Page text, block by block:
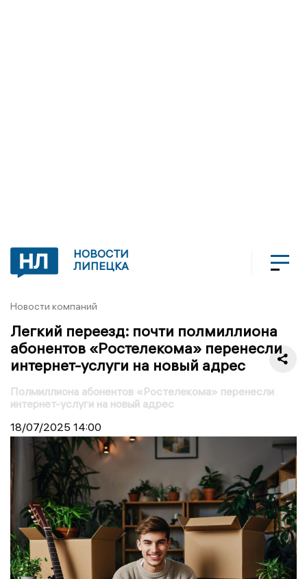
НОВОСТИ
ЛИПЕЦКА
Новости компаний
Легкий переезд: почти полмиллиона
абонентов «Ростелекома» перенесли
интернет-услуги на новый адрес
Полмиллиона абонентов «Ростелекома» перенесли
интернет-услуги на новый адрес
18/07/2025 14:00